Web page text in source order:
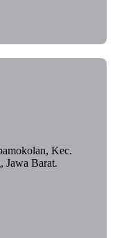
Kec.
Jawa Barat.